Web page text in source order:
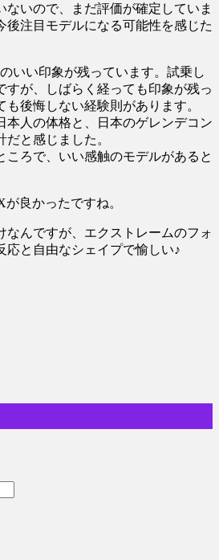
ないので、まだ評価が確定していま
後注目モデルになる可能性を感じた
いい印象が残っています。試乗し
すが、しばらく経っても印象が残っ
後悔しない経験則があります。
本人の体格と、日本のゲレンデコン
と感じました。
ころで、いい感触のモデルがあると
良かったですね。
なんですが、エクストレームのフォ
応と自由なシェイプで愉しい♪